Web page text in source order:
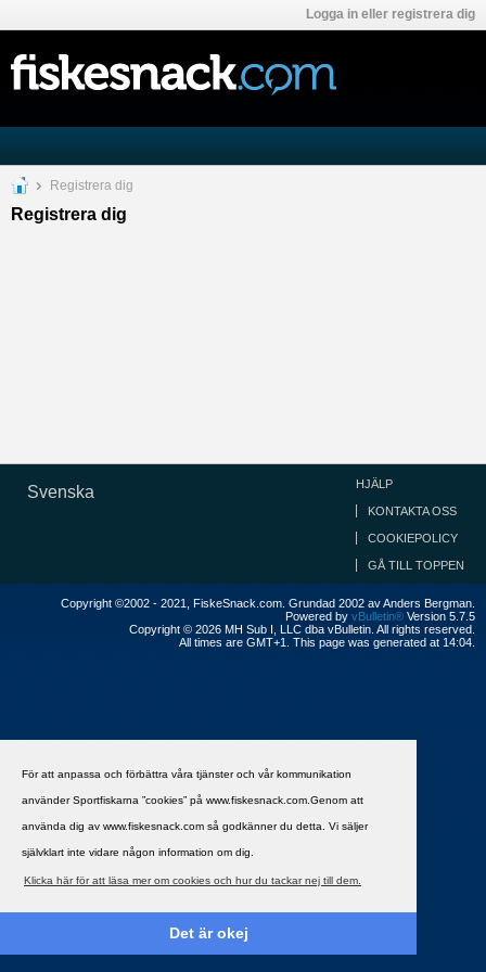
För att anpassa och förbättra våra tjänster och vår kommunikation
använder Sportfiskarna ”cookies” på www.fiskesnack.com.Genom att
använda dig av www.fiskesnack.com så godkänner du detta. Vi säljer
självklart inte vidare någon information om dig.
Klicka här för att läsa mer om cookies och hur du tackar nej till dem.
Det är okej
Logga in eller registrera dig
Registrera dig
Registrera dig
Svenska HJÄLP
KONTAKTA OSS
COOKIEPOLICY
GÅ TILL TOPPEN
Copyright ©2002 - 2021, FiskeSnack.com. Grundad 2002 av Anders Bergman.
Powered by vBulletin® Version 5.7.5
Copyright © 2026 MH Sub I, LLC dba vBulletin. All rights reserved.
All times are GMT+1. This page was generated at 14:04.